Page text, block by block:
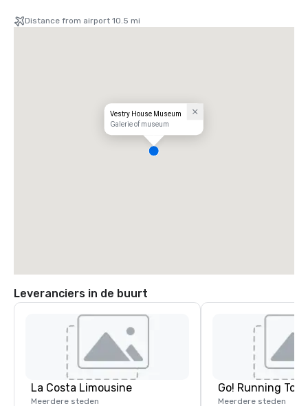
Distance from airport 10.5 mi
Vestry House Museum
Galerie of museum
Leveranciers in de buurt
La Costa Limousine
Meerdere steden
Go! Running
Meerdere steden